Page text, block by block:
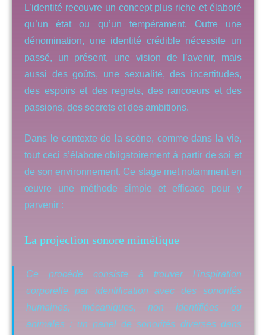
L’identité recouvre un concept plus riche et élaboré
qu’un état ou qu’un tempérament. Outre une
dénomination, une identité crédible nécessite un
passé, un présent, une vision de l’avenir, mais
aussi des goûts, une sexualité, des incertitudes,
des espoirs et des regrets, des rancoeurs et des
passions, des secrets et des ambitions.
Dans le contexte de la scène, comme dans la vie,
tout ceci s’élabore obligatoirement à partir de soi et
de son environnement. Ce stage met notamment en
œuvre une méthode simple et efficace pour y
parvenir :
La projection sonore mimétique
Ce procédé consiste à trouver l’inspiration
corporelle par identification avec des sonorités
humaines, mécaniques, non identifiées ou
animales : un panel de sonorités diverses dans